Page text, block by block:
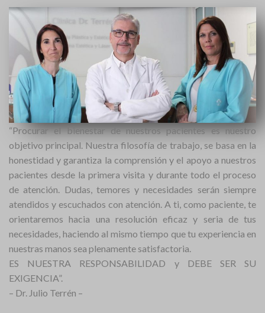
“Procurar el bienestar de nuestros pacientes es nuestro
objetivo principal. Nuestra filosofía de trabajo, se basa en la
honestidad y garantiza la comprensión y el apoyo a nuestros
pacientes desde la primera visita y durante todo el proceso
de atención. Dudas, temores y necesidades serán siempre
atendidos y escuchados con atención. A ti, como paciente, te
orientaremos hacia una resolución eficaz y seria de tus
necesidades, haciendo al mismo tiempo que tu experiencia en
nuestras manos sea plenamente satisfactoria.
ES NUESTRA RESPONSABILIDAD y DEBE SER SU
EXIGENCIA”.
– Dr. Julio Terrén –